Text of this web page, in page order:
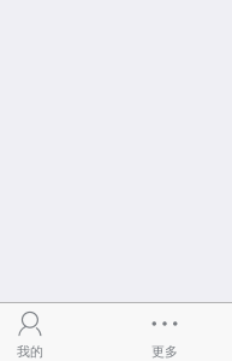
我的 更多